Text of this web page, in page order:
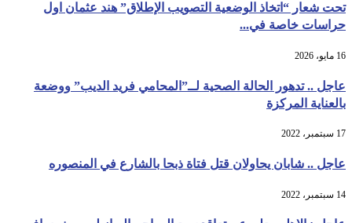
تحت شعار “اتخاذ الوضعية التصويب الإطلاق” هند عثمان اول
حراسات خاصة في...
16 مايو، 2026
عاجل .. تدهور الحالة الصحية لــ”المحامي فريد الديب” ووضعة
بالعناية المركزة
17 سبتمبر، 2022
عاجل .. شابان يحاولان قتل فتاة ذبحا بالشارع في المنصوره
14 سبتمبر، 2022